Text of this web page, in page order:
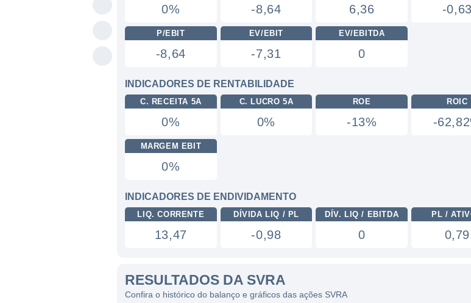
0% -8,64 6,36 -0,63
P/EBIT
-8,64
EV/EBIT
-7,31
EV/EBITDA
0
INDICADORES DE RENTABILIDADE
C. RECEITA 5A
0%
C. LUCRO 5A
0%
ROE
-13%
ROIC
-
MARGEM EBIT
0%
INDICADORES DE ENDIVIDAMENTO
LIQ. CORRENTE
13,47
DÍVIDA LIQ / PL
-0,98
DÍV. LIQ / EBITDA
0
PL /
0,79
RESULTADOS DA SVRA
Confira o histórico do balanço e gráficos das ações SVRA